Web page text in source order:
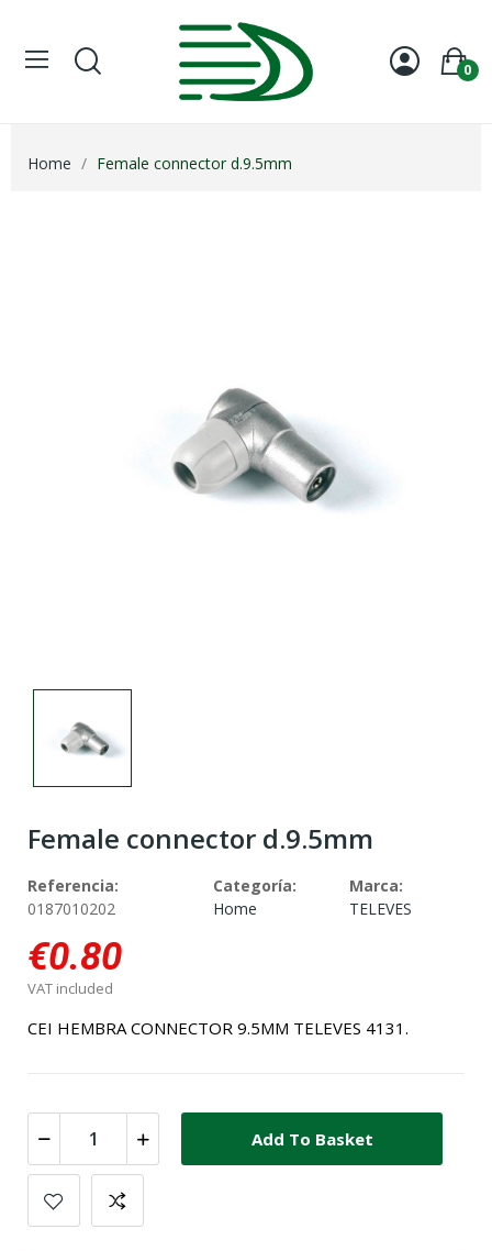
0
Home Female connector d.9.5mm
Female connector d.9.5mm
Referencia:
0187010202
Categoría:
Home
Marca:
TELEVES
€0.80
VAT included
CEI HEMBRA CONNECTOR 9.5MM TELEVES 4131.
Add To Basket